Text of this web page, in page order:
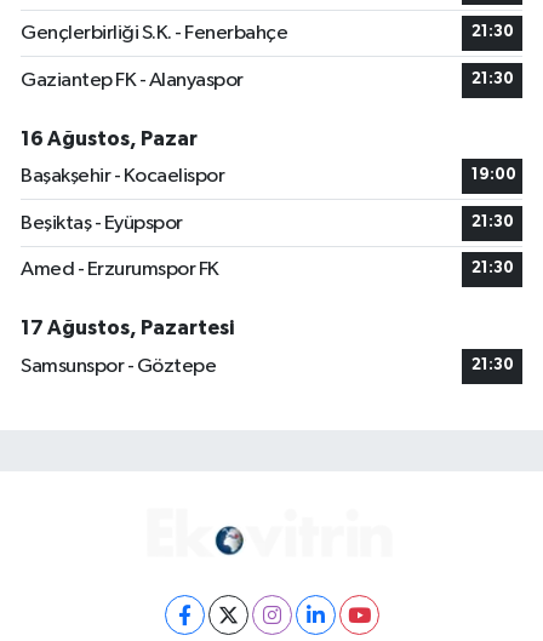
Gençlerbirliği S.K. - Fenerbahçe 21:30
Gaziantep FK - Alanyaspor 21:30
16 Ağustos, Pazar
Başakşehir - Kocaelispor
19:00
Beşiktaş - Eyüpspor 21:30
Amed - Erzurumspor FK 21:30
17 Ağustos, Pazartesi
Samsunspor - Göztepe
21:30